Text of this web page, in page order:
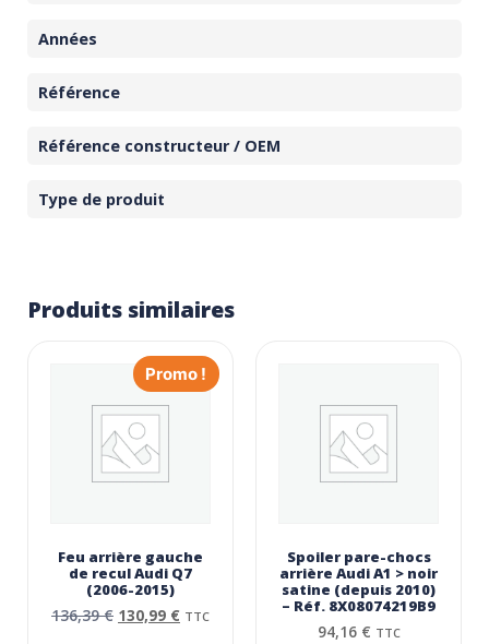
Années
Référence
Référence constructeur / OEM
Type de produit
Produits similaires
Promo !
Feu arrière gauche
de recul Audi Q7
(2006-2015)
136,39€ 130,99 € TTC
Spoiler pare-chocs
arrière Audi A1 > noir
satine (depuis 2010)
– Réf. 8X08074219B9
94,16 € TTC